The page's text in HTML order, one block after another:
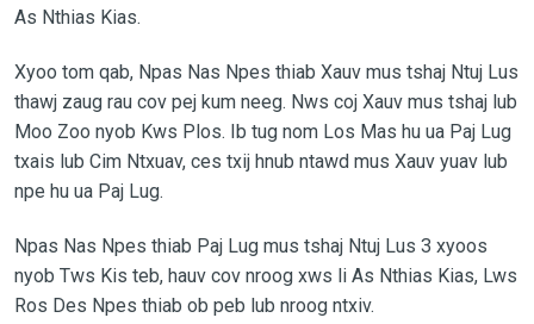
As Nthias Kias.
Xyoo tom qab, Npas Nas Npes thiab Xauv mus tshaj Ntuj Lus
thawj zaug rau cov pej kum neeg. Nws coj Xauv mus tshaj lub
Moo Zoo nyob Kws Plos. Ib tug nom Los Mas hu ua Paj Lug
txais lub Cim Ntxuav, ces txij hnub ntawd mus Xauv yuav lub
npe hu ua Paj Lug.
Npas Nas Npes thiab Paj Lug mus tshaj Ntuj Lus 3 xyoos
nyob Tws Kis teb, hauv cov nroog xws li As Nthias Kias, Lws
Ros Des Npes thiab ob peb lub nroog ntxiv.